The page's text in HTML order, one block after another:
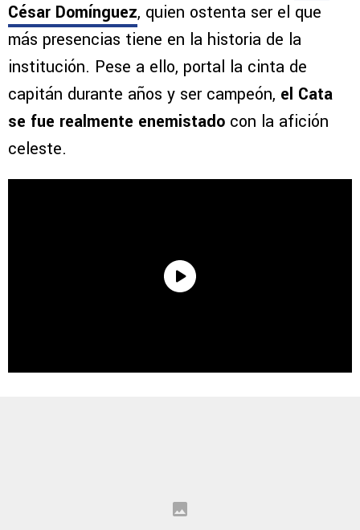
César Domínguez, quien ostenta ser el que
más presencias tiene en la historia de la
institución. Pese a ello, portal la cinta de
capitán durante años y ser campeón, el Cata
se fue realmente enemistado con la afición
celeste.